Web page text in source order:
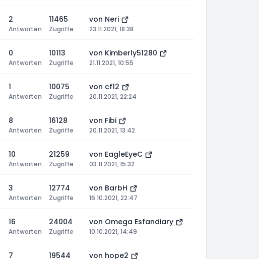
2
Antworten
11465
Zugriffe
von Neri
23.11.2021, 18:38
0
Antworten
10113
Zugriffe
von Kimberly51280
21.11.2021, 10:55
1
Antworten
10075
Zugriffe
von cf12
20.11.2021, 22:24
8
Antworten
16128
Zugriffe
von Fibi
20.11.2021, 13:42
10
Antworten
21259
Zugriffe
von EagleEyeC
03.11.2021, 15:32
3
Antworten
12774
Zugriffe
von BarbH
16.10.2021, 22:47
16
Antworten
24004
Zugriffe
von Omega Esfandiary
10.10.2021, 14:49
7 19544 von hope2